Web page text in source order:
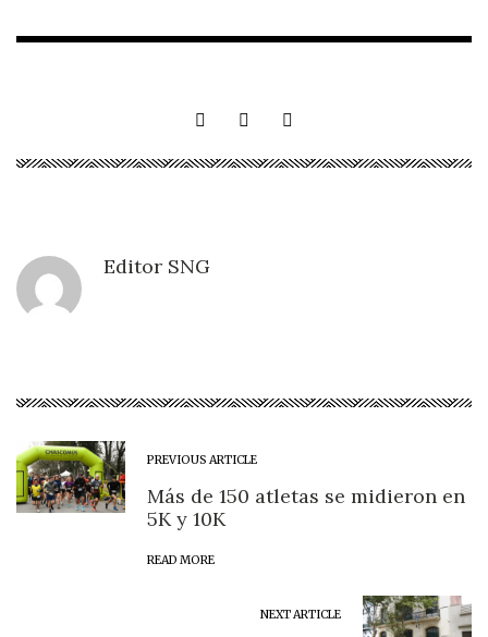
Editor SNG
PREVIOUS ARTICLE
Más de 150 atletas se midieron en
5K y 10K
READ MORE
NEXT ARTICLE